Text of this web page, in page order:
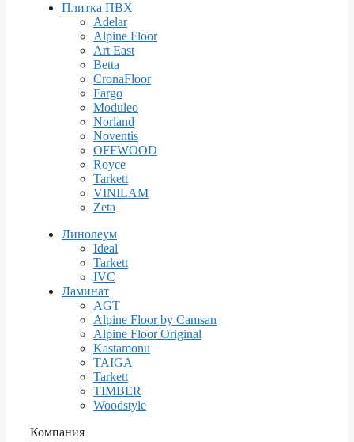
Плитка ПВХ
Adelar
Alpine Floor
Art East
Betta
CronaFloor
Fargo
Moduleo
Norland
Noventis
OFFWOOD
Royce
Tarkett
VINILAM
Zeta
Линолеум
Ideal
Tarkett
IVC
Ламинат
AGT
Alpine Floor by Camsan
Alpine Floor Original
Kastamonu
TAIGA
Tarkett
TIMBER
Woodstyle
Компания